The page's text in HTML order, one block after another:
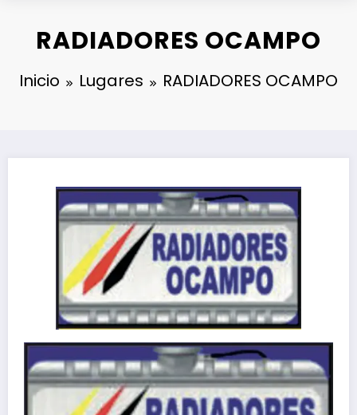
RADIADORES OCAMPO
Inicio Lugares RADIADORES OCAMPO